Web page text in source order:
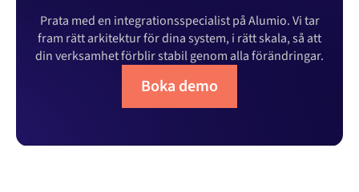
Prata med en integrationsspecialist på Alumio. Vi tar
fram rätt arkitektur för dina system, i rätt skala, så att
din verksamhet förblir stabil genom alla förändringar.
Boka demo